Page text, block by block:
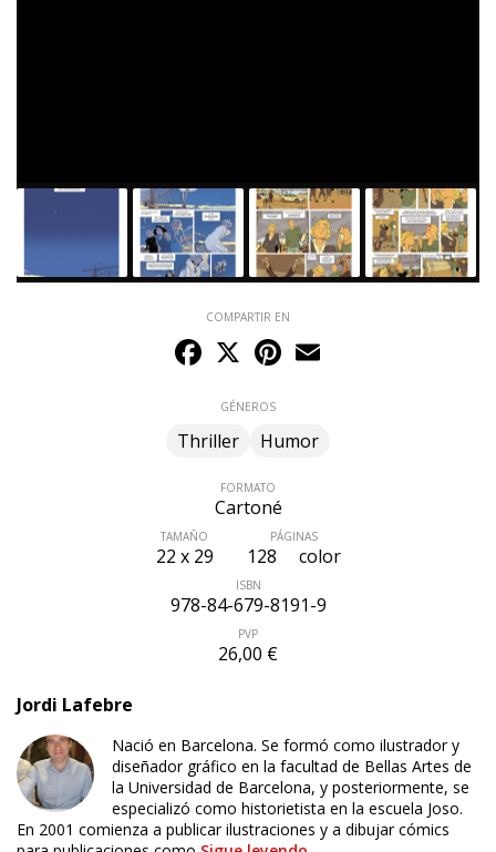
COMPARTIR EN
Facebook
X Pinterest
GÉNEROS
Thriller Humor
FORMATO
Cartoné
TAMAÑO
22 x 29
PÁGINAS
128 color
ISBN
978-84-679-8191-9
PVP
26,00 €
Jordi Lafebre
Nació en Barcelona. Se formó como ilustrador y
diseñador gráfico en la facultad de Bellas Artes de
la Universidad de Barcelona, y posteriormente, se
especializó como historietista en la escuela Joso.
En 2001 comienza a publicar ilustraciones y a dibujar cómics